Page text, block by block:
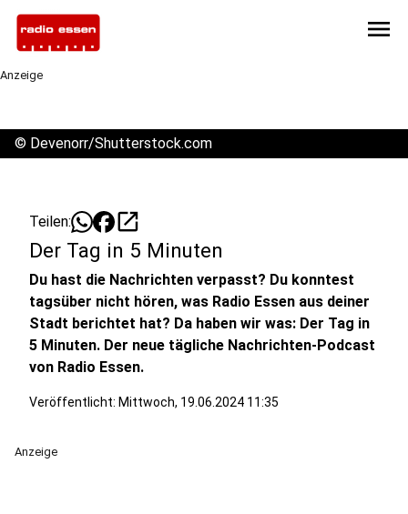
menu
Anzeige
© Devenorr/Shutterstock.com
Teilen: open_in_new
Der Tag in 5 Minuten
Du hast die Nachrichten verpasst? Du konntest
tagsüber nicht hören, was Radio Essen aus deiner
Stadt berichtet hat? Da haben wir was: Der Tag in
5 Minuten. Der neue tägliche Nachrichten-Podcast
von Radio Essen.
Veröffentlicht: Mittwoch, 19.06.2024 11:35
Anzeige